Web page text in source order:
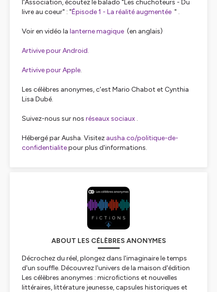
l'Association, écoutez le balado "Les chuchoteurs - Du
livre au coeur" : "Épisode 1 - La réalité augmentée " .
Voir en vidéo la lanterne magique (en anglais)
Artivive pour Android.
Artivive pour Apple.
Les célèbres anonymes, c'est Mario Chabot et Cynthia
Lisa Dubé.
Suivez-nous sur nos réseaux sociaux .
Hébergé par Ausha. Visitez ausha.co/politique-de-
confidentialitepour plus d'informations.
ABOUT LES CÉLÈBRES ANONYMES
Décrochez du réel, plongez dans l'imaginaire le temps
d'un souffle. Découvrez l'univers de la maison d'édition
Les célèbres anonymes : microfictions et nouvelles
littéraires, littérature jeunesse, capsules historiques et